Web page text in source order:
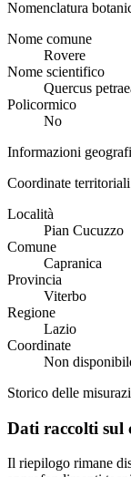
Nomenclatura
Nome comune
Rovere
Nome scientifico
Quercus
Policormico
No
Informazioni
Coordinate
Località
Pian Cucuzzo
Comune
Capranica
Provincia
Viterbo
Regione
Lazio
Coordinate
Non
Storico delle
Dati raccolti sul
Il riepilogo rimane